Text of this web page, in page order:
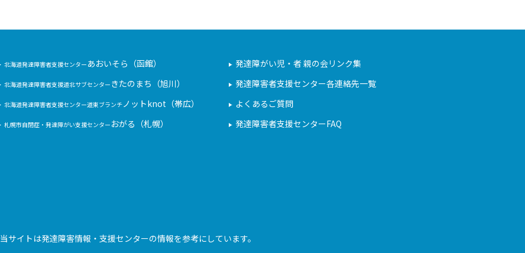
北海道発達障害者支援センター あおいそら（函館）
北海道発達障害者支援道北サブセンター きたのまち（旭川）
北海道発達障害者支援センター道東ブランチノットknot（帯広）
札幌市自閉症・発達障がい支援センター おがる（札幌）
発達障がい児・者 親の会リンク集
発達障害者支援センター各連絡先一覧
よくあるご質問
発達障害者支援センターFAQ
当サイトは発達障害情報・支援センターの情報を参考にしています。